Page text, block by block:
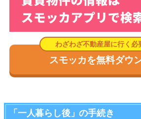
スモッカを無料ダウ
「一人暮らし後」の手続き